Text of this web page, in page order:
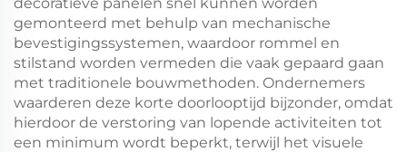
gemonteerd met behulp van mechanische
bevestigingssystemen, waardoor rommel en
stilstand worden vermeden die vaak gepaard gaan
met traditionele bouwmethoden. Ondernemers
waarderen deze korte doorlooptijd bijzonder, omdat
hierdoor de verstoring van lopende activiteiten tot
een minimum wordt beperkt, terwijl het visuele